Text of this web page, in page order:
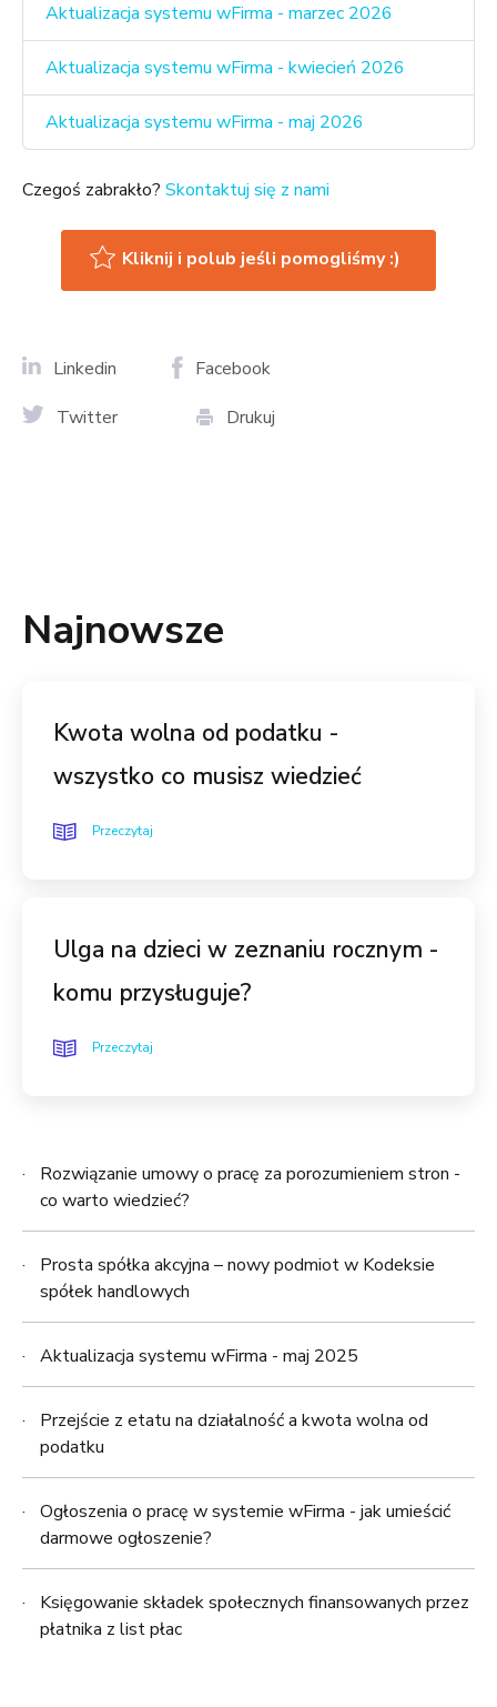
Aktualizacja systemu wFirma - marzec 2026
Aktualizacja systemu wFirma - kwiecień 2026
Aktualizacja systemu wFirma - maj 2026
Czegoś zabrakło? Skontaktuj się z nami
Kliknij i polub jeśli pomogliśmy :)
Linkedin
Facebook
Twitter
Drukuj
Najnowsze
Kwota wolna od podatku -
wszystko co musisz wiedzieć
Przeczytaj
Ulga na dzieci w zeznaniu rocznym -
komu przysługuje?
Przeczytaj
Rozwiązanie umowy o pracę za porozumieniem stron -
co warto wiedzieć?
Prosta spółka akcyjna – nowy podmiot w Kodeksie
spółek handlowych
Aktualizacja systemu wFirma - maj 2025
Przejście z etatu na działalność a kwota wolna od
podatku
Ogłoszenia o pracę w systemie wFirma - jak umieścić
darmowe ogłoszenie?
Księgowanie składek społecznych finansowanych przez
płatnika z list płac